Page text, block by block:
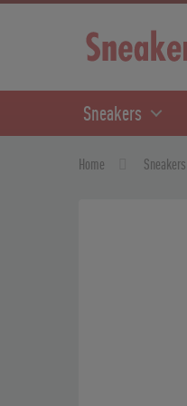
Sneakers
Home Sneakers